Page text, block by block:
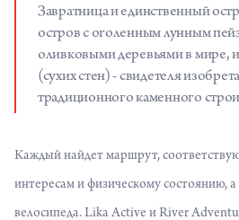
Завратница и единственный
остров с оголенным лунным
оливковыми деревьями в мире,
(сухих стен) - свидетеля
традиционного каменного
Каждый найдет маршрут,
интересам и физическому состоянию,
велосипеда. Lika Active и River